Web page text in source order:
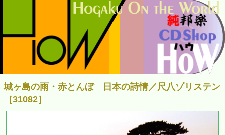
城ヶ島の雨・赤とんぼ 日本の詩情／尺八ゾリステン
［31082］